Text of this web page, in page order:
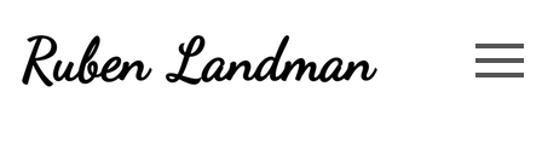
Overslaan en naar de inhoud gaan